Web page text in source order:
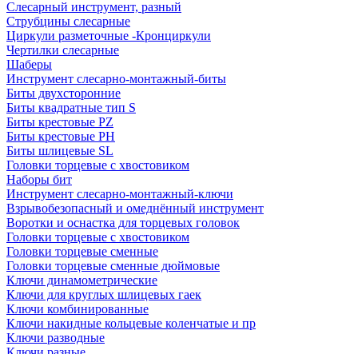
Слесарный инструмент, разный
Струбцины слесарные
Циркули разметочные -Кронциркули
Чертилки слесарные
Шаберы
Инструмент слесарно-монтажный-биты
Биты двухсторонние
Биты квадратные тип S
Биты крестовые РZ
Биты крестовые РН
Биты шлицевые SL
Головки торцевые с хвостовиком
Наборы бит
Инструмент слесарно-монтажный-ключи
Взрывобезопасный и омеднённый инструмент
Воротки и оснаcтка для торцевых головок
Головки торцевые с хвостовиком
Головки торцевые сменные
Головки торцевые сменные дюймовые
Ключи динамометрические
Ключи для круглых шлицевых гаек
Ключи комбинированные
Ключи накидные кольцевые коленчатые и пр
Ключи разводные